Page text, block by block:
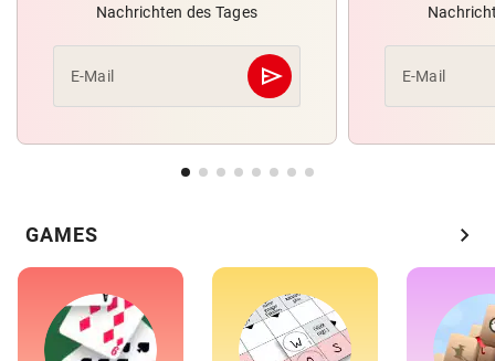
Nachrichten des Tages
E-Mail send
Abschicken E-Mail
GAMES chevron_right